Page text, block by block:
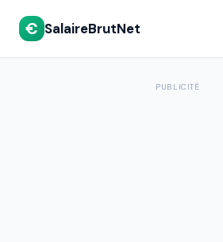
€ SalaireBrutNet
PUBLICITÉ